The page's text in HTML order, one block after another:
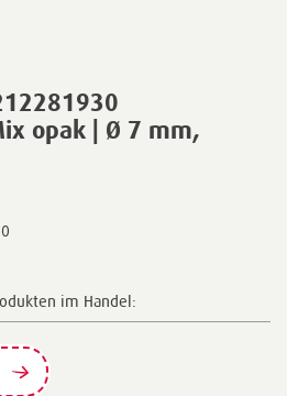
opak | Ø 7 mm,
im Handel: